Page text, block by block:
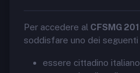
Per accedere al CFSMG
soddisfare uno dei seguenti
essere cittadino